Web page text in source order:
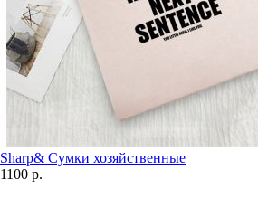
Sharp& Сумки хозяйственные
1100 р.